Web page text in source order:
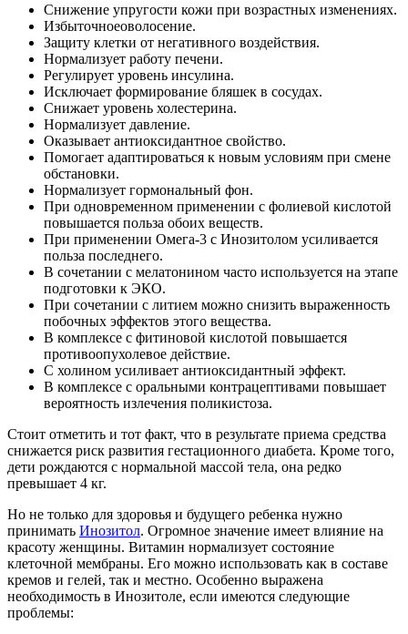
Снижение упругости кожи при возрастных изменениях.
Избыточноеоволосение.
Защиту клетки от негативного воздействия.
Нормализует работу печени.
Регулирует уровень инсулина.
Исключает формирование бляшек в сосудах.
Снижает уровень холестерина.
Нормализует давление.
Оказывает антиоксидантное свойство.
Помогает адаптироваться к новым условиям при смене
обстановки.
Нормализует гормональный фон.
При одновременном применении с фолиевой кислотой
повышается польза обоих веществ.
При применении Омега-3 с Инозитолом усиливается
польза последнего.
В сочетании с мелатонином часто используется на этапе
подготовки к ЭКО.
При сочетании с литием можно снизить выраженность
побочных эффектов этого вещества.
В комплексе с фитиновой кислотой повышается
противоопухолевое действие.
С холином усиливает антиоксидантный эффект.
В комплексе с оральными контрацептивами повышает
вероятность излечения поликистоза.
Стоит отметить и тот факт, что в результате приема средства
снижается риск развития гестационного диабета. Кроме того,
дети рождаются с нормальной массой тела, она редко
превышает 4 кг.
Но не только для здоровья и будущего ребенка нужно
принимать Инозитол. Огромное значение имеет влияние на
красоту женщины. Витамин нормализует состояние
клеточной мембраны. Его можно использовать как в составе
кремов и гелей, так и местно. Особенно выражена
необходимость в Инозитоле, если имеются следующие
проблемы: